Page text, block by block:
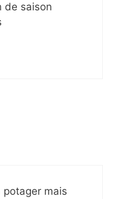
de saison
mais